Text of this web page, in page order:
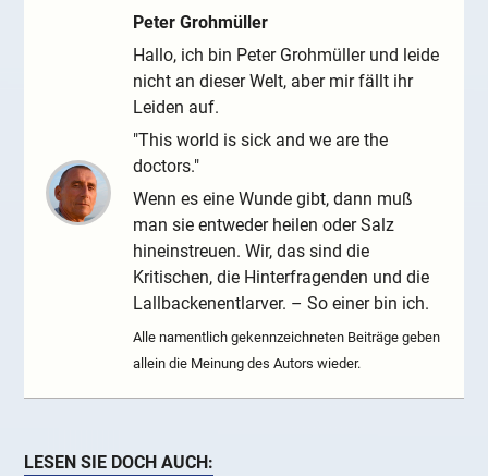
Peter Grohmüller
Hallo, ich bin Peter Grohmüller und leide
nicht an dieser Welt, aber mir fällt ihr
Leiden auf.
"This world is sick and we are the
doctors."
Wenn es eine Wunde gibt, dann muß
man sie entweder heilen oder Salz
hineinstreuen. Wir, das sind die
Kritischen, die Hinterfragenden und die
Lallbackenentlarver. – So einer bin ich.
Alle namentlich gekennzeichneten Beiträge geben
allein die Meinung des Autors wieder.
LESEN SIE DOCH AUCH: